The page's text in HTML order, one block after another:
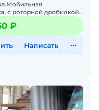
с роторной дробилкой
полуприцепе с
₽
Написать